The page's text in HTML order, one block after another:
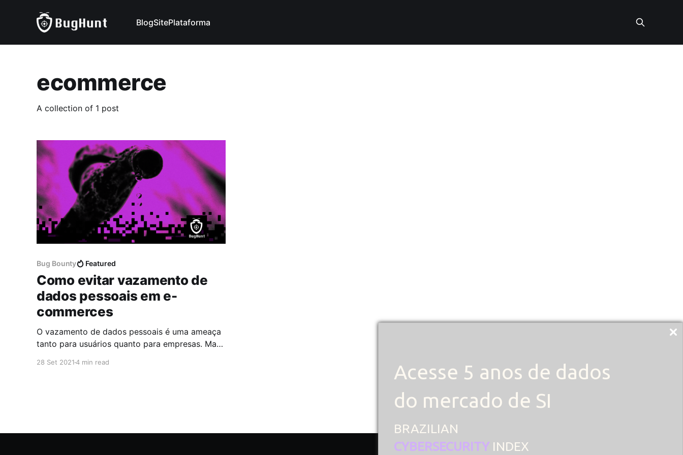
Acesse 5 anos de dados
do mercado de SI
BRAZILIAN
CYBERSECURITYINDEX
BlogSitePlataforma
ecommerce
A collection of 1 post
Bug Bounty Featured
Como evitar vazamento de
dados pessoais em e-
commerces
O vazamento de dados pessoais é uma ameaça
tanto para usuários quanto para empresas. Mas
28 Set 20214 min read